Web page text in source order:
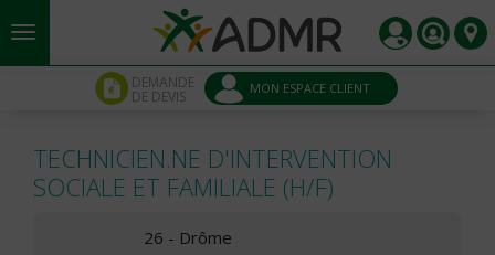
Aller au contenu principal
DEMANDE
DE DEVIS MON ESPACE CLIENT
TECHNICIEN.NE D'INTERVENTION
SOCIALE ET FAMILIALE (H/F)
26 - Drôme
Panneau de gestion des cookies